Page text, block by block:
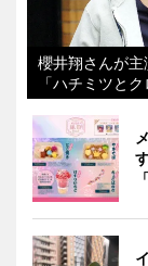
櫻井翔さんが
「ハチミツと